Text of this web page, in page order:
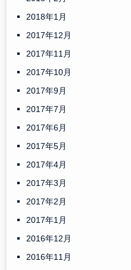
2018年1月
2017年12月
2017年11月
2017年10月
2017年9月
2017年7月
2017年6月
2017年5月
2017年4月
2017年3月
2017年2月
2017年1月
2016年12月
2016年11月